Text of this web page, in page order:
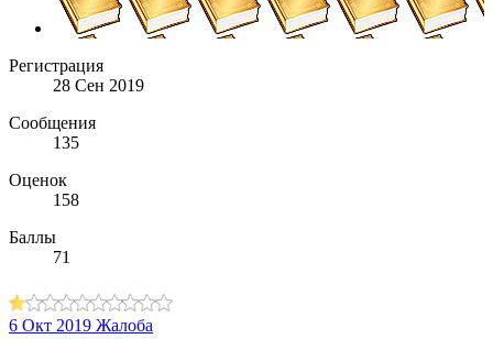
Регистрация
28 Сен 2019
Сообщения
135
Оценок
158
Баллы
71
6 Окт 2019 Жалоба